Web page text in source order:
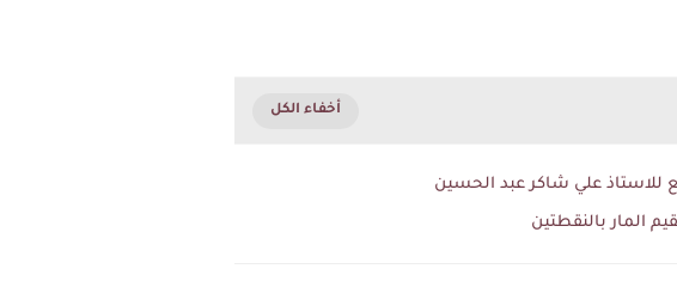
للاستاذ علي شاكر عبد الحسين
المار بالنقطتين